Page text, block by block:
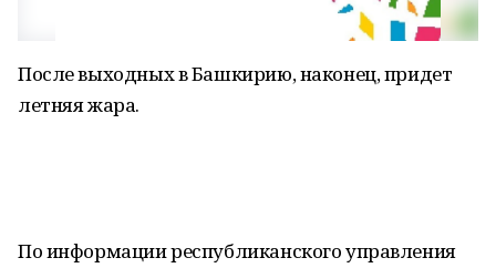
После выходных в Башкирию, наконец, придет
летняя жара.
По информации республиканского управления